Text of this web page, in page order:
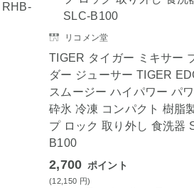
RHB-
リコメン堂
TIGER タイガー ミキサー
ダー ジューサー TIGER
スムージー ハイパワー パ
砕氷 冷凍 コンパクト 樹脂
プ ロック 取り外し 食洗器
B100
2,700 ポイント
(12,150 円)